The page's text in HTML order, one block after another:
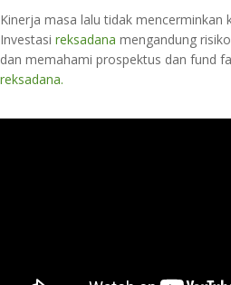
Kinerja masa lalu tidak mencerminkan
Investasi reksadana mengandung
dan memahami prospektus dan fund
reksadana.